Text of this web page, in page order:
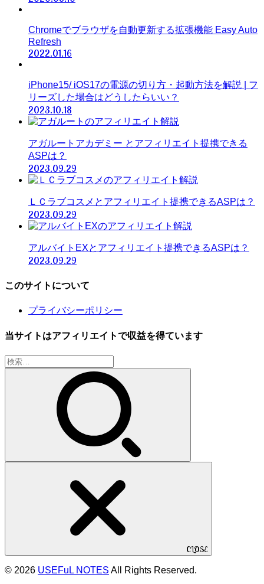
Chromeでブラウザを自動更新する拡張機能 Easy Auto
Refresh
2022.01.16
iPhone15/ iOS17の電源の切り方・起動方法を解説 | フ
リーズした場合はどうしたらいい？
2023.10.18
アガルートアカデミー とアフィリエイト提携できる
ASPは？
2023.09.29
ＬＣラブコスメとアフィリエイト提携できるASPは？
2023.09.29
アルバイトEXとアフィリエイト提携できるASPは？
2023.09.29
このサイトについて
プライバシーポリシー
当サイトはアフィリエイトで収益を得ています
検
索:
CLOSE
© 2026 USEFuL NOTES All Rights Reserved.